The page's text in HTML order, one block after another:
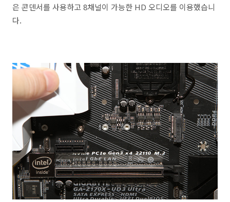
은 콘덴서를 사용하고 8채널이 가능한 HD 오디오를 이용했습니
다.